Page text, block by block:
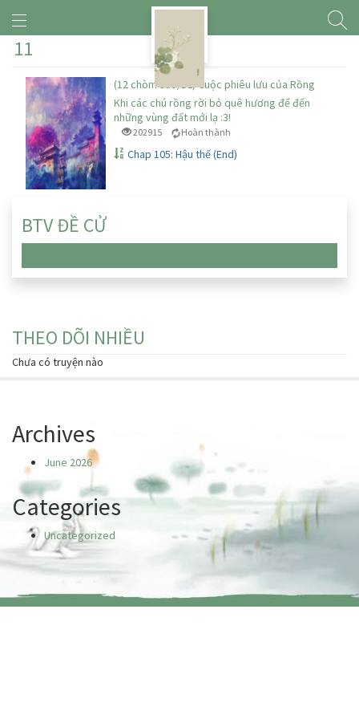
11
(12 chòm sao/BL) Cuộc phiêu lưu của Rồng
Khi các chú rồng rời bỏ quê hương để đến
những vùng đất mới lạ :3!
202915 Hoàn thành
Chap 105: Hậu thế (End)
BTV ĐỀ CỬ
THEO DÕI NHIỀU
Chưa có truyện nào
Archives
June 2026
Categories
Uncategorized